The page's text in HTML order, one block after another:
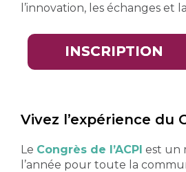
l’innovation, les échanges et
INSCRIPTION
Vivez l’expérience du
Le Congrès de l’ACPI est un
l’année pour toute la